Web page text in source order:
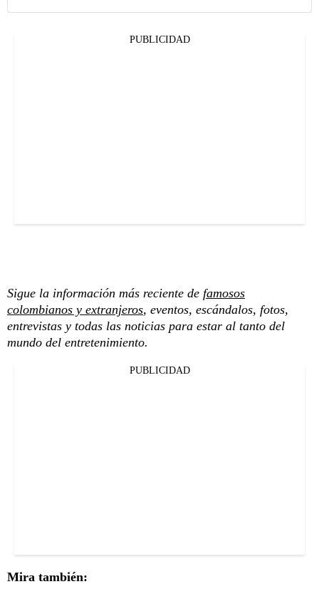
PUBLICIDAD
Sigue la información más reciente de famosos
colombianos y extranjeros, eventos, escándalos, fotos,
entrevistas y todas las noticias para estar al tanto del
mundo del entretenimiento.
PUBLICIDAD
Mira también: